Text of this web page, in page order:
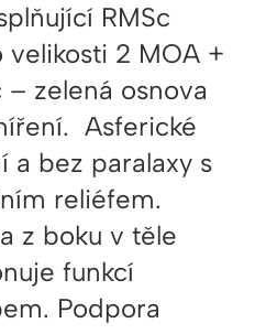
RMSc
2 MOA +
zelená osnova
Asferické
a bez paralaxy s
reliéfem.
z boku v těle
funkcí
Podpora